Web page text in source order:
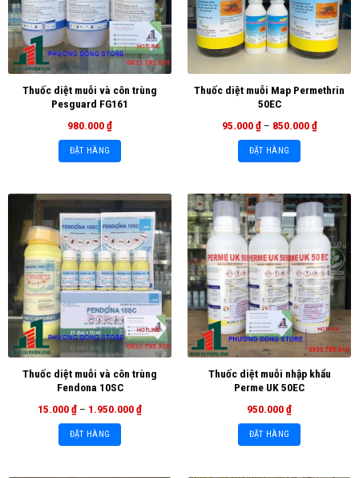
Thuốc diệt muỗi và côn trùng
Pesguard FG161
980.000₫
ĐẶT HÀNG
Thuốc diệt muỗi Map Permethrin
50EC
95.000₫ – 850.000₫
ĐẶT HÀNG
Thuốc diệt muỗi và côn trùng
Fendona 10SC
15.000₫ – 1.950.000₫
ĐẶT HÀNG
Thuốc diệt muỗi nhập khẩu
Perme UK 50EC
950.000₫
ĐẶT HÀNG